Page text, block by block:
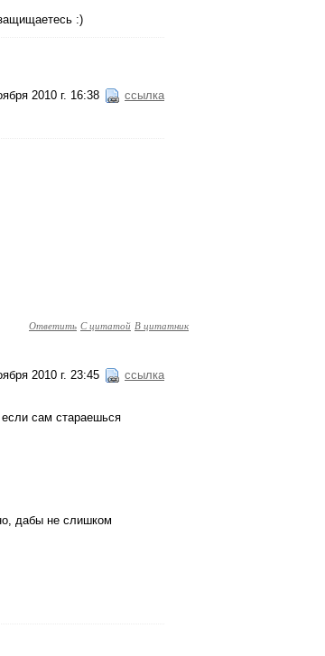
:)
2010 г. 16:38 ссылка
Ответить С цитатой В цитатник
2010 г. 23:45 ссылка
сам стараешься
дабы не слишком